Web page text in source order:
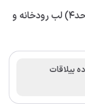
سوالات متداول درباره چوبی کوروش (واحد4) لب رودخانه و
و جاده ییلاقات